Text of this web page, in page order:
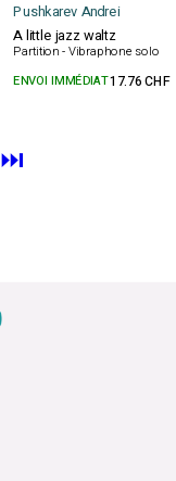
Pushkarev Andrei
A little jazz waltz
Partition - Vibraphone solo
ENVOI IMMÉDIAT17.76 CHF
⏭️